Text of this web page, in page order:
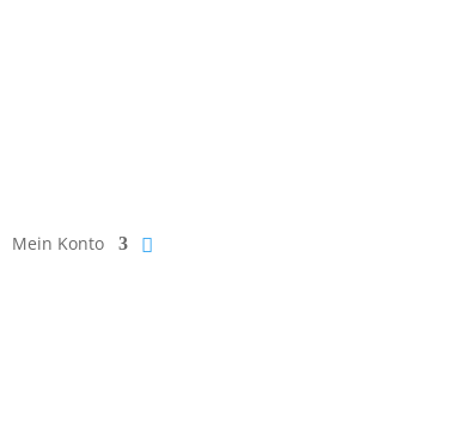
Mein Konto